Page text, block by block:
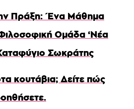
Πράξη: Ένα Μάθημα
Ομάδα ‘Νέα
Σωκράτης
κουτάβια; Δείτε πώς